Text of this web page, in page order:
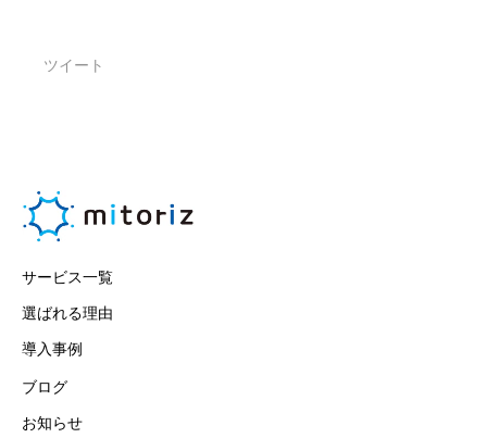
ツイート
サービス一覧
選ばれる理由
導入事例
ブログ
お知らせ